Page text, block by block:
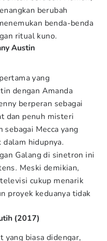
berubah
benda-benda
ritual kuno.
Austin
yang
dengan Amanda
berperan sebagai
dan penuh misteri
Mecca yang
hidupnya.
Galang di sinetron ini
Meski demikian,
cukup menarik
proyek keduanya tidak
(2017)
yang biasa didengar,